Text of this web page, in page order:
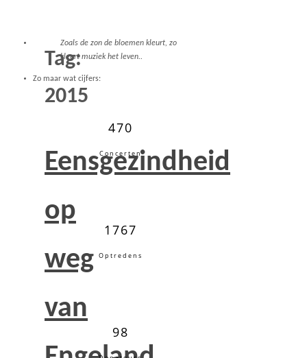
Tag:
2015
Eensgezindheid
op
weg
van
Zoals de zon de bloemen kleurt, zo
kleurt muziek het leven..
Zo maar wat cijfers:
470
Concerten
1767
Optredens
98